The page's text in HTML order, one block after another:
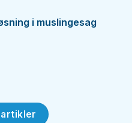
i muslingesag